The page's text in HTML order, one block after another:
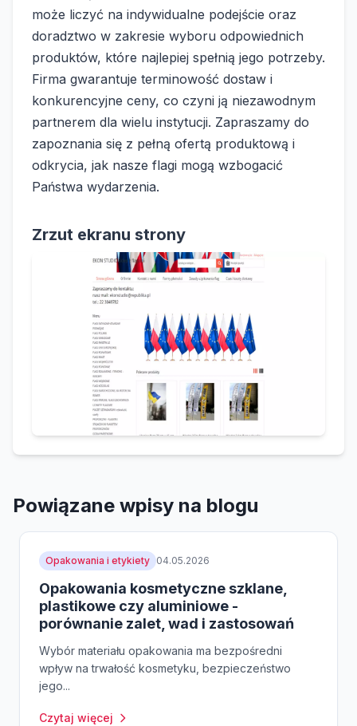
może liczyć na indywidualne podejście oraz
doradztwo w zakresie wyboru odpowiednich
produktów, które najlepiej spełnią jego potrzeby.
Firma gwarantuje terminowość dostaw i
konkurencyjne ceny, co czyni ją niezawodnym
partnerem dla wielu instytucji. Zapraszamy do
zapoznania się z pełną ofertą produktową i
odkrycia, jak nasze flagi mogą wzbogacić
Państwa wydarzenia.
Zrzut ekranu strony
Powiązane wpisy na blogu
Opakowania i etykiety 04.05.2026
Opakowania kosmetyczne szklane,
plastikowe czy aluminiowe -
porównanie zalet, wad i zastosowań
Wybór materiału opakowania ma bezpośredni
wpływ na trwałość kosmetyku, bezpieczeństwo
jego...
Czytaj więcej